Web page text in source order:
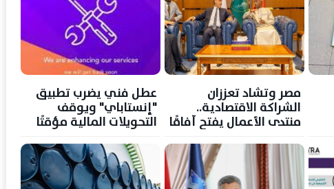
مصر وتشاد تعززان
الشراكة الاقتصادية..
منتدى الأعمال يفتح آفاقًا
عطل فني يضرب تطبيق
"إنستاباي" ويوقف
التحويلات المالية مؤقتًا